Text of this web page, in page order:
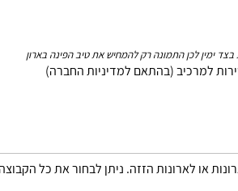
ימין לכן התמונה רק להמחיש את טיב הפינה בארון
למרכיב (בהתאם למדיניות החברה)
או לארונות הזזה. ניתן לבחור את כל